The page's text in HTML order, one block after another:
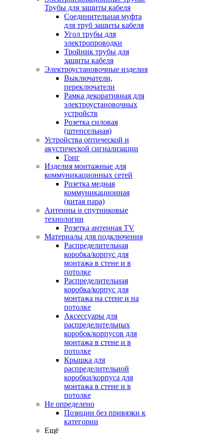
Трубы для защиты кабеля
Соединительная муфта
для труб защиты кабеля
Угол трубы для
электропроводки
Тройник трубы для
защиты кабеля
Электроустановочные изделия
Выключатели,
переключатели
Рамка декоративная для
электроустановочных
устройств
Розетка силовая
(штепсельная)
Устройства оптической и
акустической сигнализации
Гонг
Изделия монтажные для
коммуникационных сетей
Розетка медная
коммуникационная
(витая пара)
Антенны и спутниковые
технологии
Розетка антенная TV
Материалы для подключения
Распределительная
коробка/корпус для
монтажа в стене и в
потолке
Распределительная
коробка/корпус для
монтажа на стене и на
потолке
Аксессуары для
распределительных
коробок/корпусов для
монтажа в стене и в
потолке
Крышка для
распределительной
коробки/корпуса для
монтажа в стене и в
потолке
Не определено
Позиции без привязки к
категории
Ещё